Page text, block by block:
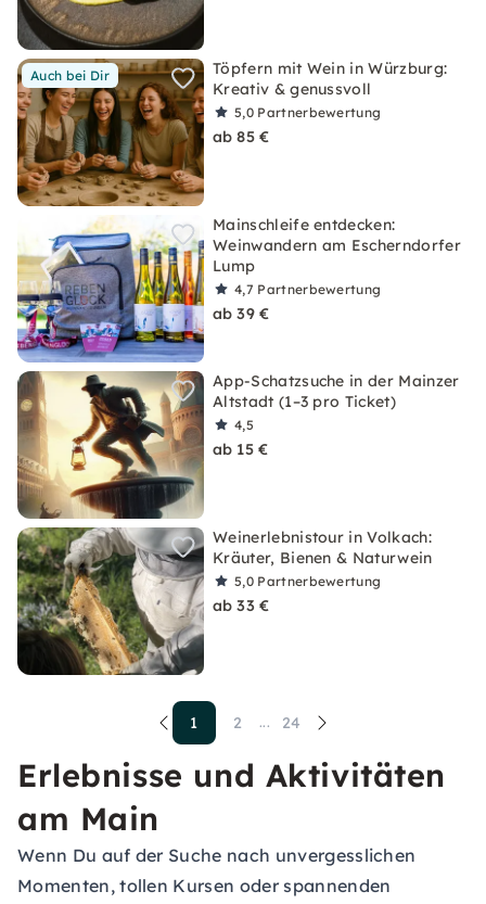
Auch bei Dir
Töpfern mit Wein in Würzburg:
Kreativ & genussvoll
5,0 Partnerbewertung
ab 85 €
Mainschleife entdecken:
Weinwandern am Escherndorfer
Lump
4,7 Partnerbewertung
ab 39 €
App-Schatzsuche in der Mainzer
Altstadt (1–3 pro Ticket)
4,5
ab 15 €
Weinerlebnistour in Volkach:
Kräuter, Bienen & Naturwein
5,0 Partnerbewertung
ab 33 €
1 2 ... 24
Erlebnisse und Aktivitäten
am Main
Wenn Du auf der Suche nach unvergesslichen
Momenten, tollen Kursen oder spannenden